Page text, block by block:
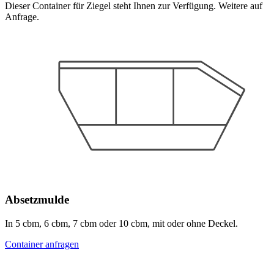
Dieser Container für Ziegel steht Ihnen zur Verfügung. Weitere auf
Anfrage.
Absetzmulde
In 5 cbm, 6 cbm, 7 cbm oder 10 cbm, mit oder ohne Deckel.
Container anfragen